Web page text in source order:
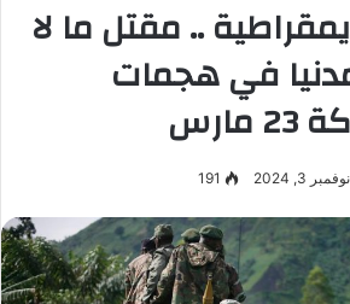
.. مقتل ما لا
عن 15 مدنيا في هجمات
نوفمبر 3, 2024 191